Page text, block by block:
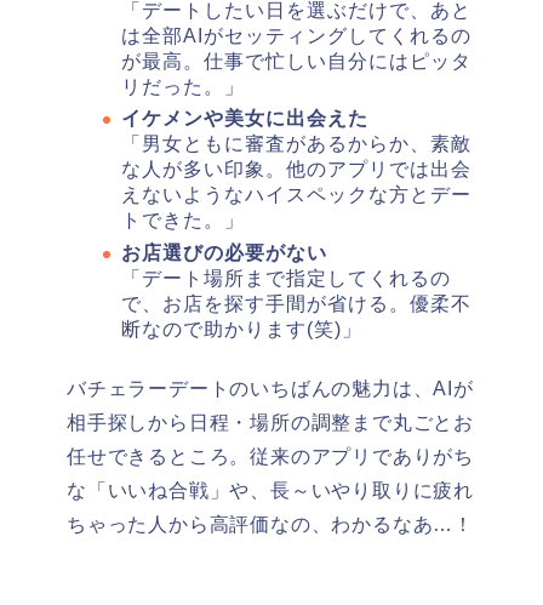
「デートしたい日を選ぶだけで、あと
は全部AIがセッティングしてくれるの
が最高。仕事で忙しい自分にはピッタ
リだった。」
イケメンや美女に出会えた
「男女ともに審査があるからか、素敵
な人が多い印象。他のアプリでは出会
えないようなハイスペックな方とデー
トできた。」
お店選びの必要がない
「デート場所まで指定してくれるの
で、お店を探す手間が省ける。優柔不
断なので助かります(笑)」
バチェラーデートのいちばんの魅力は、AIが
相手探しから日程・場所の調整まで丸ごとお
任せできるところ。従来のアプリでありがち
な「いいね合戦」や、長～いやり取りに疲れ
ちゃった人から高評価なの、わかるなあ…！